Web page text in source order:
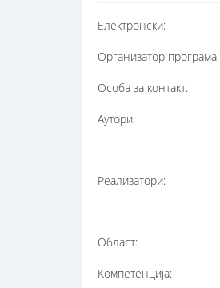
Електронски:
Организатор програма:
Особа за контакт:
Аутори:
Реализатори:
Област:
Компетенција: